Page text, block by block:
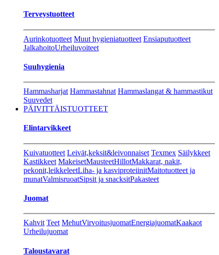
Terveystuotteet
Aurinkotuotteet Muut hygieniatuotteet Ensiaputuotteet
JalkahoitoUrheiluvoiteet
Suuhygienia
Hammasharjat Hammastahnat Hammaslangat & hammastikut
Suuvedet
PÄIVITTÄISTUOTTEET
Elintarvikkeet
Kuivatuotteet Leivät,keksit&leivonnaiset Texmex Säilykkeet
Kastikkeet MakeisetMausteetHillotMakkarat, nakit,
pekonit,leikkeleetLiha- ja kasviproteiinitMaitotuotteet ja
munatValmisruoatSipsit ja snacksitPakasteet
Juomat
Kahvit Teet MehutVirvoitusjuomatEnergiajuomatKaakaot
Urheilujuomat
Taloustavarat